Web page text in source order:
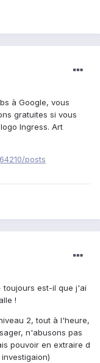
à Google, vous
gratuites si vous
Ingress. Art
posts
toujours est-il que j'ai
!
2, tout à l'heure,
n'abusons pas
pouvoir en extraire d